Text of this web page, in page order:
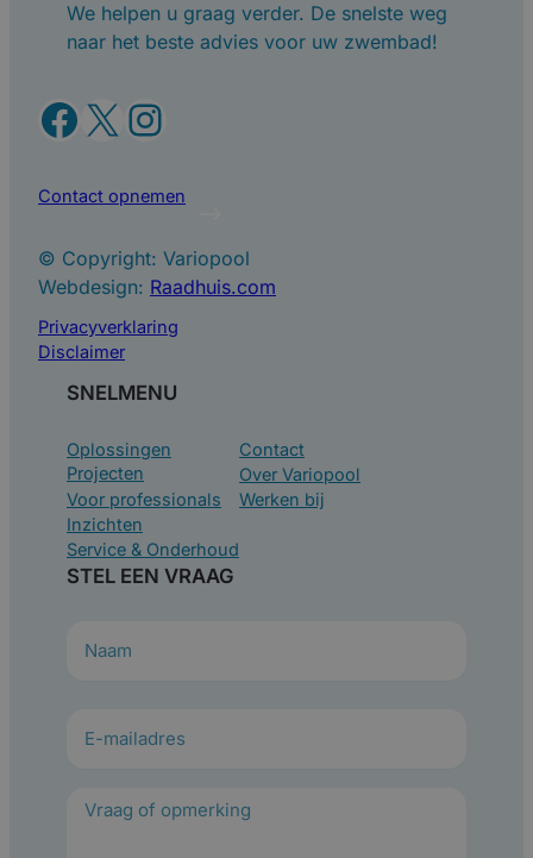
We helpen u graag verder. De snelste weg
naar het beste advies voor uw zwembad!
Facebook X Instagram
Contact opnemen
© Copyright: Variopool
Webdesign: Raadhuis.com
Privacyverklaring
Disclaimer
SNELMENU
Oplossingen
Projecten
Voor professionals
Inzichten
Service & Onderhoud
Contact
Over Variopool
Werken bij
STEL EEN VRAAG